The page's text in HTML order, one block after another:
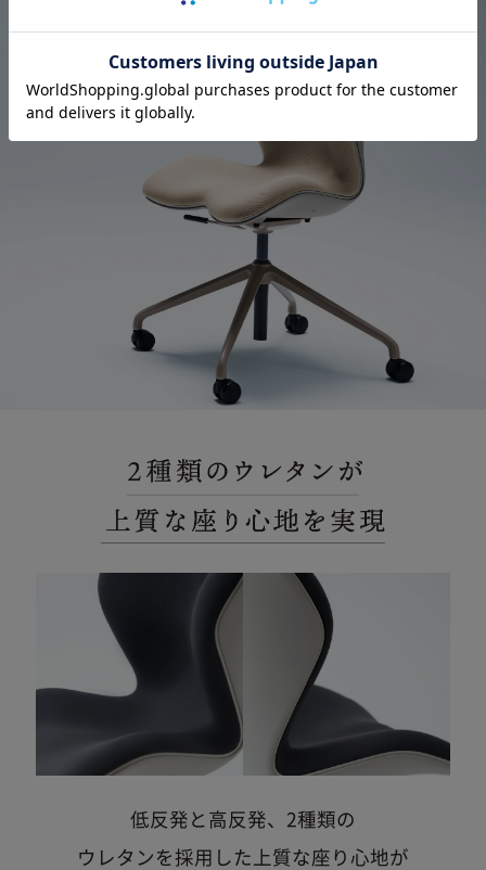
低反発と高反発、 2種類の
ウレタンを採用した上質な座り心地が